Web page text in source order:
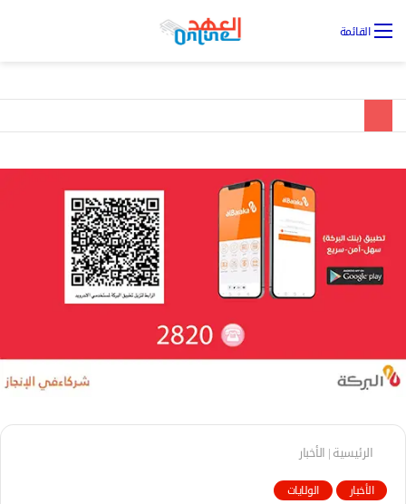
القائمة
الرئيسية| الأخبار
الأخبار الولايات